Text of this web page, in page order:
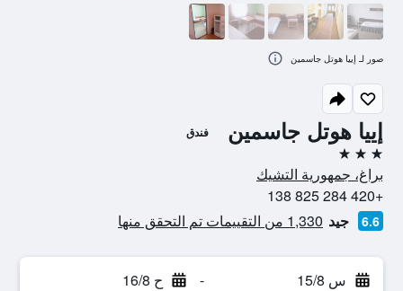
إييا هوتل جاسمين فندق
3 نجوم
براغ، جمهورية التشيك
+420 284 825 138
6.6 جيد 1,330 من التقييمات تم التحقق منها
س 15/8 - ح 16/8
صور لـ إييا هوتل جاسمين